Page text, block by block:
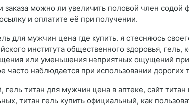
заказа можно ли увеличить половой член
и оплатите её при получении.
для мужчин цена где купить. я стесняюсь
института общественного здоровья,
или уменьшения неприятных ощущений при
часто наблюдается при использовании
титан для мужчин цена в аптеке, сайт
титан гель купить официальный, как